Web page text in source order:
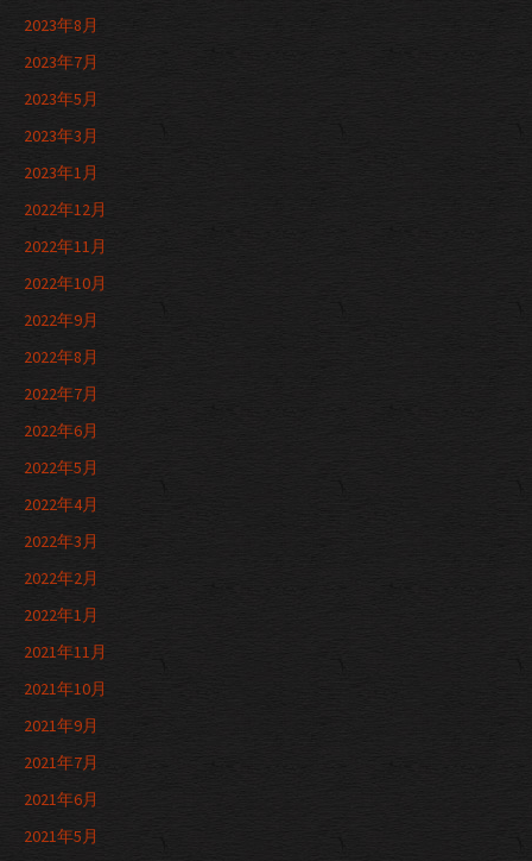
2023年8月
2023年7月
2023年5月
2023年3月
2023年1月
2022年12月
2022年11月
2022年10月
2022年9月
2022年8月
2022年7月
2022年6月
2022年5月
2022年4月
2022年3月
2022年2月
2022年1月
2021年11月
2021年10月
2021年9月
2021年7月
2021年6月
2021年5月